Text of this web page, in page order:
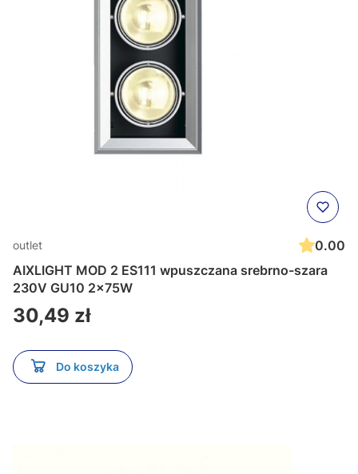
outlet
0.00
AIXLIGHT MOD 2 ES111 wpuszczana srebrno-szara
230V GU10 2x75W
Cena
30,49 zł
Do koszyka